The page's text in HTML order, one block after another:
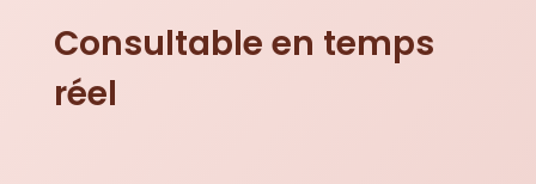
Consultable en temps
réel